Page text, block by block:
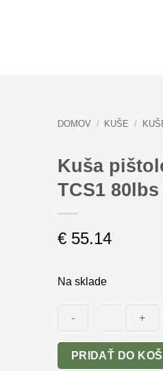
DOMOV / KUŠE /
Kuša
TCS1
€55.14
Na sklade
množstvo
Kuša
PRIDAŤ DO